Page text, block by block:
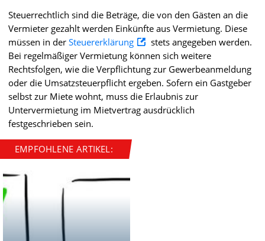
Steuerrechtlich sind die Beträge, die von den Gästen an die
Vermieter gezahlt werden Einkünfte aus Vermietung. Diese
müssen in der Steuererklärung
stets angegeben werden.
Bei regelmäßiger Vermietung können sich weitere
Rechtsfolgen, wie die Verpflichtung zur Gewerbeanmeldung
oder die Umsatzsteuerpflicht ergeben. Sofern ein Gastgeber
selbst zur Miete wohnt, muss die Erlaubnis zur
Untervermietung im Mietvertrag ausdrücklich
festgeschrieben sein.
EMPFOHLENE ARTIKEL: